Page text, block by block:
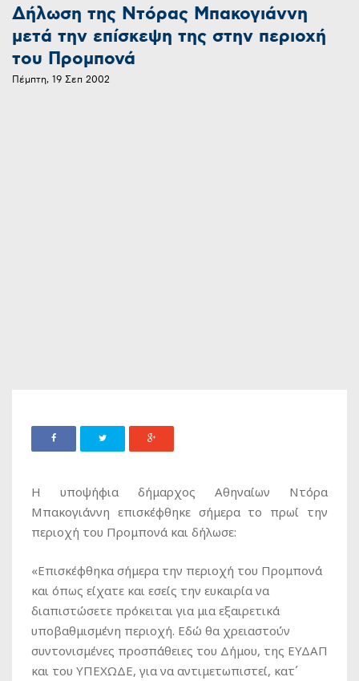
Δήλωση της Ντόρας Μπακογιάννη
μετά την επίσκεψη της στην περιοχή
του Προμπονά
Πέμπτη, 19 Σεπ 2002
Η υποψήφια δήμαρχος Αθηναίων Ντόρα
Μπακογιάννη επισκέφθηκε σήμερα το πρωί την
περιοχή του Προμπονά και δήλωσε:
«Επισκέφθηκα σήμερα την περιοχή του Προμπονά
και όπως είχατε και εσείς την ευκαιρία να
διαπιστώσετε πρόκειται για μια εξαιρετικά
υποβαθμισμένη περιοχή. Εδώ θα χρειαστούν
συντονισμένες προσπάθειες του Δήμου, της ΕΥΔΑΠ
και του ΥΠΕΧΩΔΕ, για να αντιμετωπιστεί, κατ΄